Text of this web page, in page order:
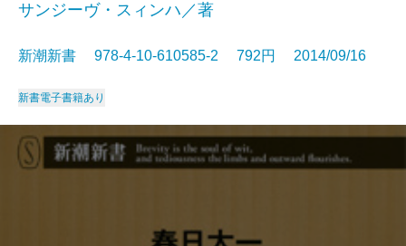
サンジーヴ・スィンハ／著
新潮新書 978-4-10-610585-2 792円 2014/09/16
新書電子書籍あり